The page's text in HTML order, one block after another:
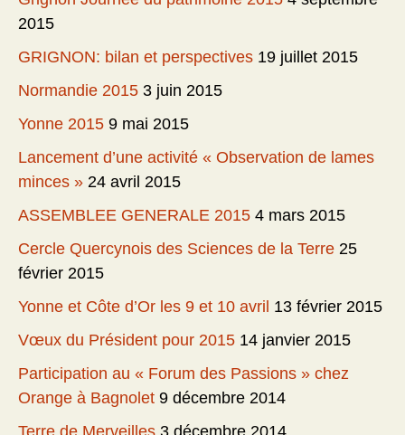
2015
GRIGNON: bilan et perspectives 19 juillet 2015
Normandie 2015 3 juin 2015
Yonne 2015 9 mai 2015
Lancement d’une activité « Observation de lames
minces » 24 avril 2015
ASSEMBLEE GENERALE 2015 4 mars 2015
Cercle Quercynois des Sciences de la Terre 25
février 2015
Yonne et Côte d’Or les 9 et 10 avril 13 février 2015
Vœux du Président pour 2015 14 janvier 2015
Participation au « Forum des Passions » chez
Orange à Bagnolet 9 décembre 2014